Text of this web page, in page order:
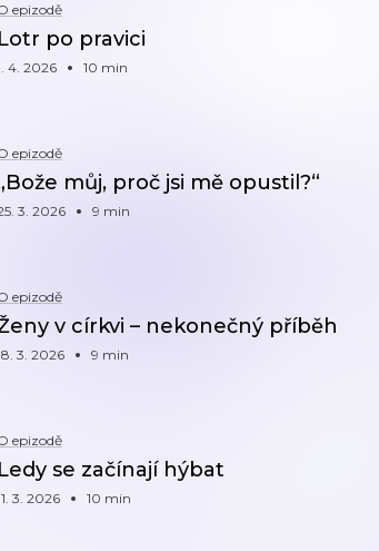
epizodě
Lotr po pravici
4. 2026 10 min
epizodě
můj, proč jsi mě opustil?“
3. 2026 9 min
epizodě
v církvi – nekonečný příběh
3. 2026 9 min
epizodě
Ledy se začínají hýbat
3. 2026 10 min